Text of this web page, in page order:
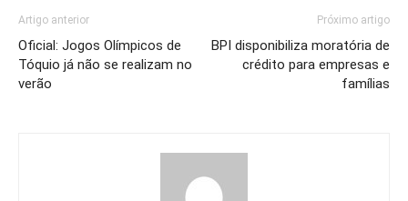
Artigo anterior
Oficial: Jogos Olímpicos de
Tóquio já não se realizam no
verão
Próximo artigo
BPI disponibiliza moratória de
crédito para empresas e
famílias